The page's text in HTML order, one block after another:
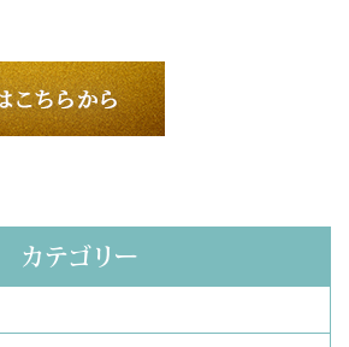
カテゴリー